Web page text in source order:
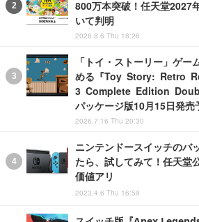
800万本突破！任天堂2027
いて判明
2026.8.6 Thu 18:26
「トイ・ストーリー」ゲー
める『Toy Story: Retro
3 Complete Edition
パッケージ版10月15日発売
2026.7.16 Thu 20:30
ニンテンドースイッチのバ
たら、試してみて！任天堂
価値アリ
2023.4.6 Thu 16:59